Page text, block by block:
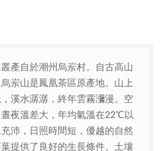
產自於潮州烏岽村。自古高山
岽山是鳳凰茶區原產地。山上
溪水潺潺，終年雲霧瀰漫。空
夜溫差大，年均氣溫在22℃以
沛，日照時間短，優越的自然
提供了良好的生長條件。土壤